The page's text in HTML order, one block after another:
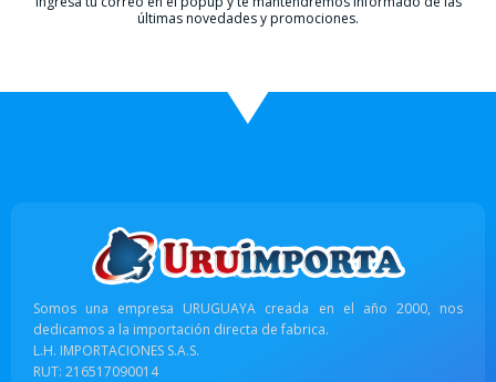
últimas novedades y promociones.
Somos una empresa URUGUAYA creada en el año 2000, nos
dedicamos a la importación directa de fabrica.
L.H. IMPORTACIONES S.A.S.
RUT: 216517090014